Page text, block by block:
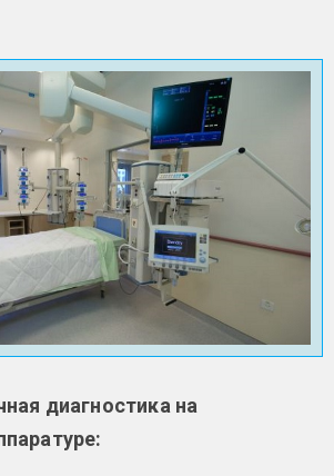
диагностика на